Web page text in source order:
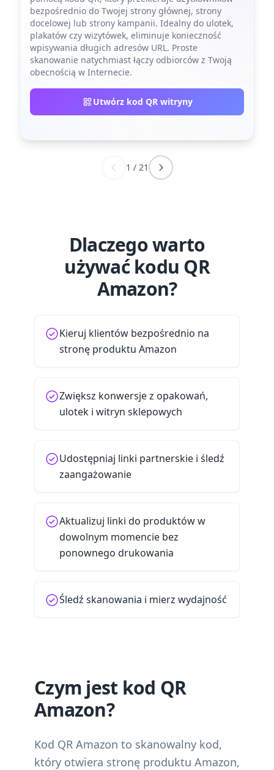
bezpośrednio do Twojej strony głównej, strony
docelowej lub strony kampanii. Idealny do ulotek,
plakatów czy wizytówek, eliminuje konieczność
wpisywania długich adresów URL. Proste
skanowanie natychmiast łączy odbiorców z Twoją
obecnością w Internecie.
Utwórz kod QR witryny
1 / 21
Dlaczego warto
używać kodu QR
Amazon?
Kieruj klientów bezpośrednio na
stronę produktu Amazon
Zwiększ konwersje z opakowań,
ulotek i witryn sklepowych
Udostępniaj linki partnerskie i śledź
zaangażowanie
Aktualizuj linki do produktów w
dowolnym momencie bez
ponownego drukowania
Śledź skanowania i mierz wydajność
Czym jest kod QR
Amazon?
Kod QR Amazon to skanowalny kod,
który otwiera stronę produktu Amazon,